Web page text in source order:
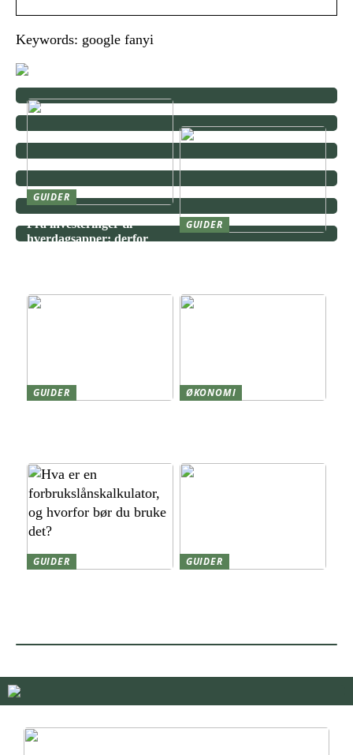
Keywords: google fanyi
GUIDER
Fra investeringer til
hverdagsapper: derfor
GUIDER
GUIDER
ØKONOMI
GUIDER
GUIDER